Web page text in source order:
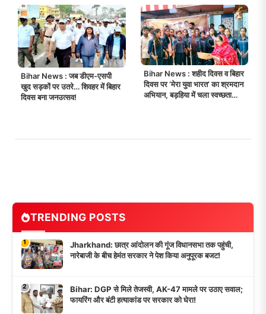
Bihar News : जब डीएम-एसपी
खुद सड़कों पर उतरे… शिवहर में बिहार
दिवस बना जनउत्सव!
Bihar News : शहीद दिवस व बिहार
दिवस पर ‘मेरा युवा भारत’ का श्रमदान
अभियान, बड़हिया में चला स्वच्छता
TRENDING POSTS
1
Jharkhand: छात्र आंदोलन की गूंज विधानसभा तक पहुंची,
नारेबाजी के बीच हेमंत सरकार ने पेश किया अनुपूरक बजट!
2
Bihar: DGP से मिले तेजस्वी, AK-47 मामले पर उठाए सवाल;
फायरिंग और बंटी हत्याकांड पर सरकार को घेरा!